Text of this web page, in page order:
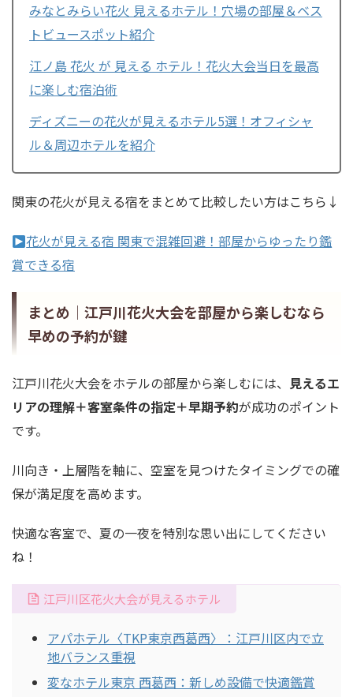
みなとみらい花火 見えるホテル！穴場の部屋＆ベス
トビュースポット紹介
江ノ島 花火 が 見える ホテル！花火大会当日を最高
に楽しむ宿泊術
ディズニーの花火が見えるホテル5選！オフィシャ
ル＆周辺ホテルを紹介
関東の花火が見える宿をまとめて比較したい方はこちら↓
花火が見える宿 関東で混雑回避！部屋からゆったり鑑
賞できる宿
まとめ｜江戸川花火大会を部屋から楽しむなら
早めの予約が鍵
江戸川花火大会をホテルの部屋から楽しむには、 見えるエ
リアの理解＋客室条件の指定＋早期予約が成功のポイント
です。
川向き・上層階を軸に、空室を見つけたタイミングでの確
保が満足度を高めます。
快適な客室で、夏の一夜を特別な思い出にしてください
ね！
江戸川区花火大会が見えるホテル
アパホテル〈TKP東京西葛西〉：江戸川区内で立
地バランス重視
変なホテル東京 西葛西：新しめ設備で快適鑑賞